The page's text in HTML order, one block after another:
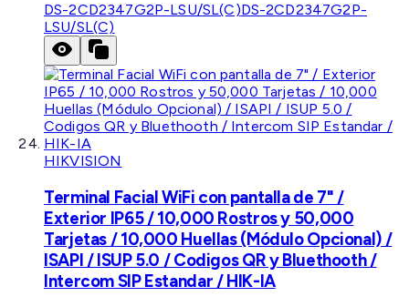
DS-2CD2347G2P-LSU/SL(C)DS-2CD2347G2P-
LSU/SL(C)
HIKVISION
Terminal Facial WiFi con pantalla de 7" /
Exterior IP65 / 10,000 Rostros y 50,000
Tarjetas / 10,000 Huellas (Módulo Opcional) /
ISAPI / ISUP 5.0 / Codigos QR y Bluethooth /
Intercom SIP Estandar / HIK-IA